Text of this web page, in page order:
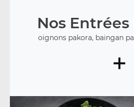
Nos
oignons pakora, baingan
+